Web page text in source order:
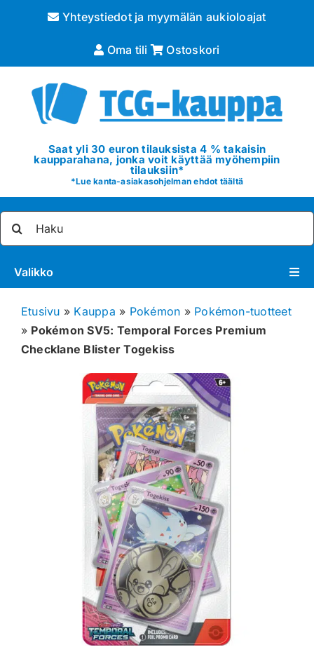
Yhteystiedot ja myymälän aukioloajat
Oma tili Ostoskori
Saat yli 30 euron tilauksista 4 % takaisin
kaupparahana, jonka voit käyttää myöhempiin
tilauksiin*
*Lue kanta-asiakasohjelman ehdot täältä
Valikko
Pokémon
Greidatut kortit
Greidauspalvelu
Etusivu » Kauppa » Pokémon » Pokémon-tuotteet
» Pokémon SV5: Temporal Forces Premium
Checklane Blister Togekiss